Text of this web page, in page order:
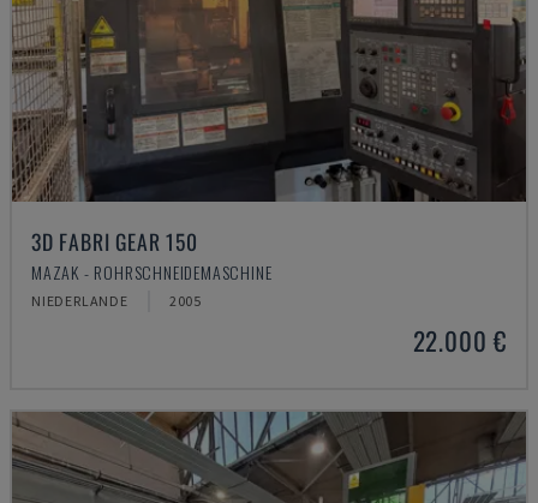
3D FABRI GEAR 150
MAZAK - ROHRSCHNEIDEMASCHINE
NIEDERLANDE 2005
22.000 €